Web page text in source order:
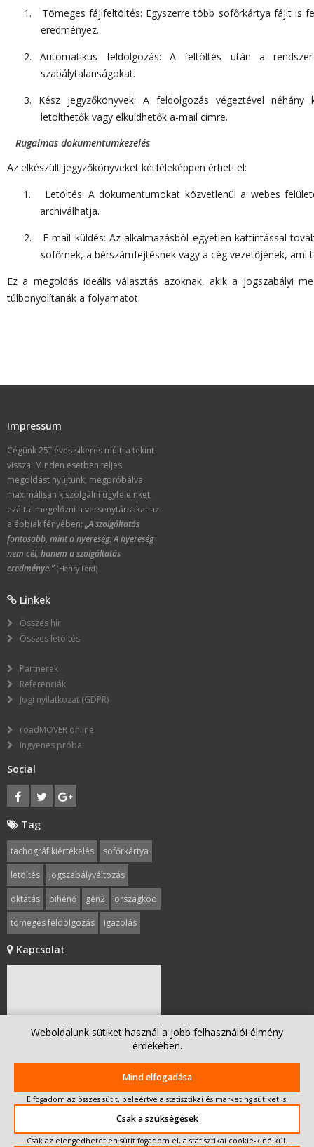
Weboldalunk sütiket használ a jobb felhasználói élmény
érdekében.
Mind elfogadása
Elfogadom az összes sütit, beleértve a statisztikai és marketing sütiket is.
Csak a szükségesek
Csak az elengedhetetlen sütit fogadom el, a statisztikai cookie-k nélkül.
1.
Tömeges fájlfeltöltés: Egyszerre több sofőrkártya fájlt is
eredményez.
2.
Automatikus feldolgozás: A feltöltés után a
szabálytalanságokat.
3.
Kész jegyzőkönyvek: A feldolgozás végeztével
letölthetők vagy elküldhetők a-mail címre.
Rugalmas dokumentumkezelés
Az elkészült jegyzőkönyveket kétféleképpen érheti el:
1.
Letöltés: A dokumentumokat közvetlenül a webes
archiválhatja.
2.
E-mail küldés: Az alkalmazásból egyetlen kattintással
sofőrnek, a bérszámfejtésnek vagy a cég vezetőjének,
Ez a megoldás ideális választás azoknak, akik a jogszabályi
túlbonyolítanák a folyamatot.
Impressum
Cégünk 25+ éves sikeres múltra tekint
vissza. Minden esetben teljes
megoldást nyújtunk, megpróbálva
maximálisan kiszolgálni ügyfeleinket,
ezáltal megelőzni a versenytársakat az
alábbiak fényében: „A szolgáltatás
fontosabb, mint a nyereség. A nyereség
nem cél, hanem a szolgáltatás
eredménye.” (Henry Ford)
Linkek
Összes hír
Összes letöltés
Partnerek
Referenciák
Jogi nyilatkozat (GDPR)
roadMOVER online
Ingyenes próba
Social
Tag
tachográf kiértékelés
sofőrkártya
letöltés
jogszabályváltozás
oktatás
pihenő gen2
országkód
tömeges feldolgozás
igazolás
mobilitás1
gépjárművezetők
Kapcsolat
Írjon nekünk!